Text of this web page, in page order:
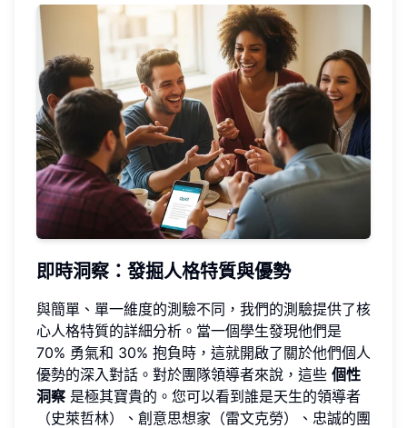
即時洞察：發掘人格特質與優勢
與簡單、單一維度的測驗不同，我們的測驗提供了核
心人格特質的詳細分析。當一個學生發現他們是
70% 勇氣和 30% 抱負時，這就開啟了關於他們個人
優勢的深入對話。對於團隊領導者來說，這些 個性
洞察 是極其寶貴的。您可以看到誰是天生的領導者
（史萊哲林）、創意思想家（雷文克勞）、忠誠的團